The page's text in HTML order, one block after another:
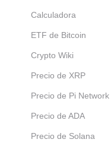
Calculadora
ETF de Bitcoin
Crypto Wiki
Precio de XRP
Precio de Pi Network
Precio de ADA
Precio de Solana